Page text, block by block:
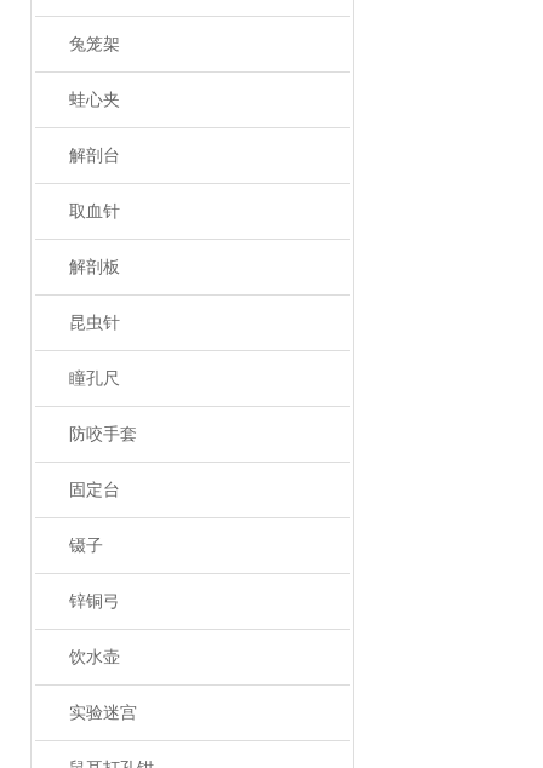
兔笼架
蛙心夹
解剖台
取血针
解剖板
昆虫针
瞳孔尺
防咬手套
固定台
镊子
锌铜弓
饮水壶
实验迷宫